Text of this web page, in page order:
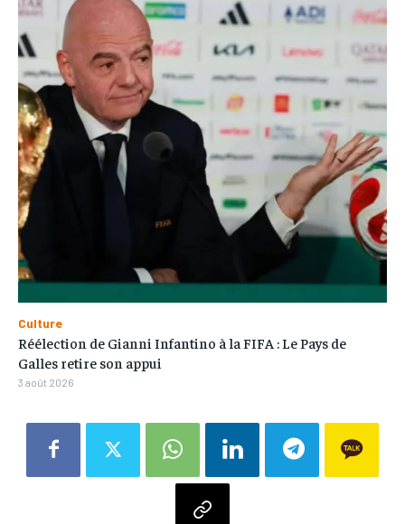
Culture
Réélection de Gianni Infantino à la FIFA : Le Pays de
Galles retire son appui
3 août 2026